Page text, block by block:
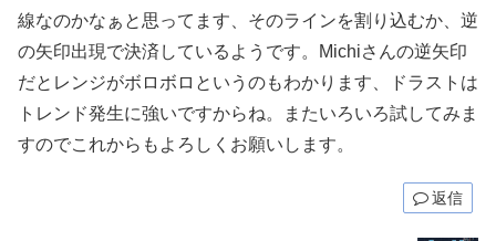
線なのかなぁと思ってます、そのラインを割り込むか、逆
の矢印出現で決済しているようです。Michiさんの逆矢印
だとレンジがボロボロというのもわかります、ドラストは
トレンド発生に強いですからね。またいろいろ試してみま
すのでこれからもよろしくお願いします。
返信